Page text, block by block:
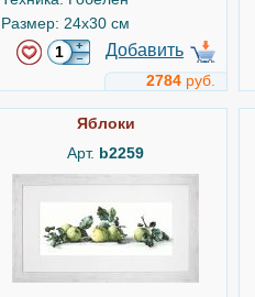
Размер: 24x30 см
Добавить
2784 руб.
Яблоки
Арт. b2259